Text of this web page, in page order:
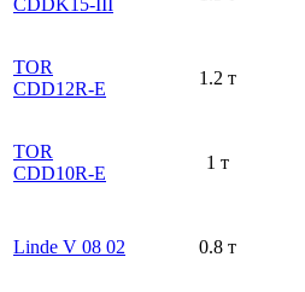
TOR
CDD12R-E
1.2 т
TOR
CDD10R-E
1 т
Linde V 08 02 0.8 т